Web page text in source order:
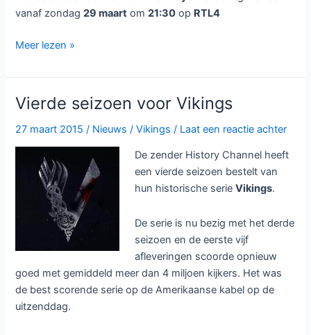
vanaf zondag29 maart om21:30 op RTL4
Feelgood-
Familie
Kruys
van
start
bij
Meer lezen »
Vierde seizoen voor Vikings
27 maart 2015 / Nieuws /Vikings / Laat een reactie achter
De zender History Channel heeft
een vierde seizoen bestelt van
hun historische serieVikings.
De serie is nu bezig met het derde
seizoen en de eerste vijf
afleveringen scoorde opnieuw
goed met gemiddeld meer dan 4 miljoen kijkers. Het was
de best scorende serie op de Amerikaanse kabel op de
uitzenddag.